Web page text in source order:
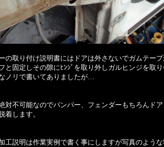
の取り付け説明書にはドアは外さないでガムテー
と固定しその隙にﾋﾝｼﾞを取り外しガルヒンジを取
ノリで書いてありましたが…
対不可能なのでバンパー、フェンダーもちろんド
着します。
工説明は作業実例で書く事にしますが写真のよう